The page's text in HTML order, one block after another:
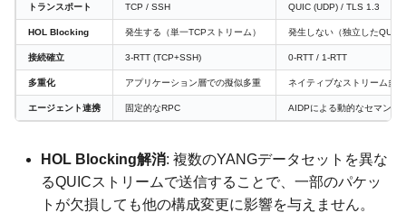
トランスポート TCP / SSH QUIC (UDP) / TLS 1.3
HOL Blocking 発生する（単一TCPストリーム） 発生しない（独立したQUIC
接続確立 3-RTT (TCP+SSH) 0-RTT / 1-RTT
多重化 アプリケーション層での擬似多重 ネイティブなストリーム多
エージェント連携 固定的なRPC AIDPによる動的なセマンテ
HOL Blocking解消: 複数のYANGデータセットを異な
るQUICストリームで送信することで、一部のパケッ
トが欠損しても他の構成変更に影響を与えません。